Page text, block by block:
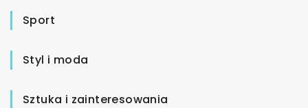
Sport
Styl i moda
Sztuka i zainteresowania